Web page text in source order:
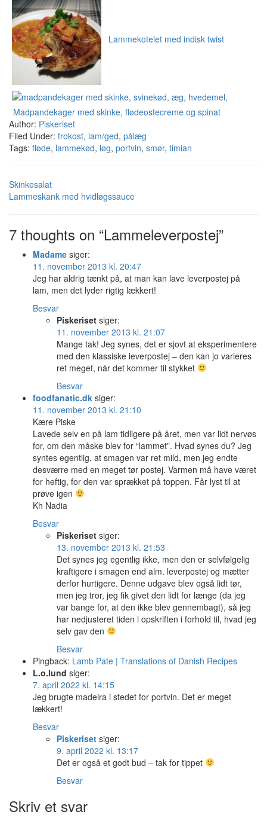
Lammekotelet med indisk twist
Madpandekager med skinke, flødeostecreme og spinat
Author: Piskeriset
Filed Under: frokost, lam/ged, pålæg
Tags: fløde, lammekød, løg, portvin, smør, timian
Skinkesalat
Lammeskank med hvidløgssauce
7 thoughts on “Lammeleverpostej”
Madame siger:
11. november 2013 kl. 20:47
Jeg har aldrig tænkt på, at man kan lave leverpostej på
lam, men det lyder rigtig lækkert!
Besvar
Piskeriset siger:
11. november 2013 kl. 21:07
Mange tak! Jeg synes, det er sjovt at eksperimentere
med den klassiske leverpostej – den kan jo varieres
ret meget, når det kommer til stykket
Besvar
foodfanatic.dk siger:
11. november 2013 kl. 21:10
Kære Piske
Lavede selv en på lam tidligere på året, men var lidt nervøs
for, om den måske blev for “lammet”. Hvad synes du? Jeg
syntes egentlig, at smagen var ret mild, men jeg endte
desværre med en meget tør postej. Varmen må have været
for heftig, for den var sprækket på toppen. Får lyst til at
prøve igen
Kh Nadia
Besvar
Piskeriset siger:
13. november 2013 kl. 21:53
Det synes jeg egentlig ikke, men den er selvfølgelig
kraftigere i smagen end alm. leverpostej og mætter
derfor hurtigere. Denne udgave blev også lidt tør,
men jeg tror, jeg fik givet den lidt for længe (da jeg
var bange for, at den ikke blev gennembagt), så jeg
har nedjusteret tiden i opskriften i forhold til, hvad jeg
selv gav den
Besvar
Pingback: Lamb Pate | Translations of Danish Recipes
L.o.lund siger:
7. april 2022 kl. 14:15
Jeg brugte madeira i stedet for portvin. Det er meget
lækkert!
Besvar
Piskeriset siger:
9. april 2022 kl. 13:17
Det er også et godt bud – tak for tippet
Besvar
Skriv et svar